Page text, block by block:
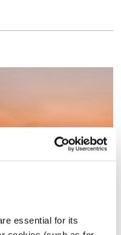
essential for its
זריחתה של השקיעה
טלי